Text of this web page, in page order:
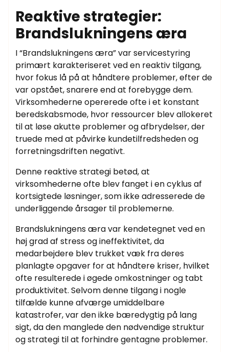
Reaktive strategier:
Brandslukningens æra
I “Brandslukningens æra” var servicestyring
primært karakteriseret ved en reaktiv tilgang,
hvor fokus lå på at håndtere problemer, efter de
var opstået, snarere end at forebygge dem.
Virksomhederne opererede ofte i et konstant
beredskabsmode, hvor ressourcer blev allokeret
til at løse akutte problemer og afbrydelser, der
truede med at påvirke kundetilfredsheden og
forretningsdriften negativt.
Denne reaktive strategi betød, at
virksomhederne ofte blev fanget i en cyklus af
kortsigtede løsninger, som ikke adresserede de
underliggende årsager til problemerne.
Brandslukningens æra var kendetegnet ved en
høj grad af stress og ineffektivitet, da
medarbejdere blev trukket væk fra deres
planlagte opgaver for at håndtere kriser, hvilket
ofte resulterede i øgede omkostninger og tabt
produktivitet. Selvom denne tilgang i nogle
tilfælde kunne afværge umiddelbare
katastrofer, var den ikke bæredygtig på lang
sigt, da den manglede den nødvendige struktur
og strategi til at forhindre gentagne problemer.